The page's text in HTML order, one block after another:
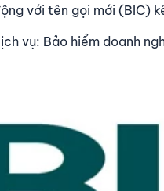
với tên gọi mới (BIC)
vụ: Bảo hiểm doanh